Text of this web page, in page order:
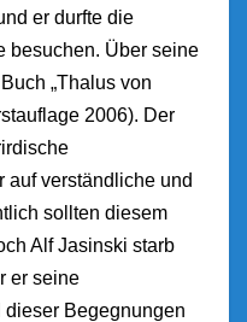
er durfte die
besuchen. Über seine
„Thalus von
2006). Der
auf verständliche und
sollten diesem
Alf Jasinski starb
er seine
Begegnungen